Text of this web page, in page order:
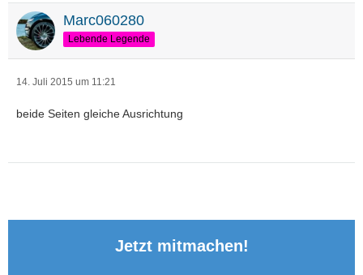
Marc060280
Lebende Legende
14. Juli 2015 um 11:21
beide Seiten gleiche Ausrichtung
Jetzt mitmachen!